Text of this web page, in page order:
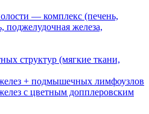
— комплекс (печень,
поджелудочная железа,
структур (мягкие ткани,
+ подмышечных лимфоузлов
с цветным допплеровским